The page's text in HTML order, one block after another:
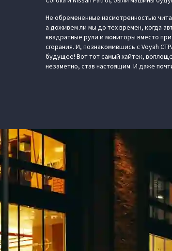
Не обремененные насмотренностью
а доживем ли мы до тех времен, когда
квадратные рули и мониторы вместо
сгорания. И, познакомившись с Voyah
будущее! Вот тот самый хайтек,
незаметно, став настоящим. И даже